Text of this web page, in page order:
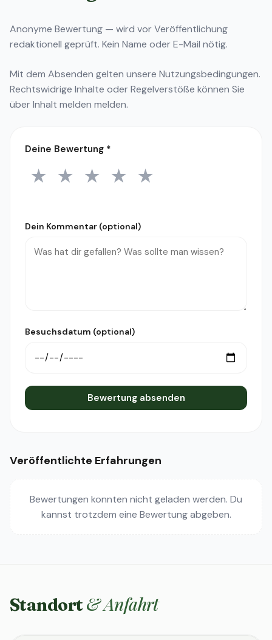
Anonyme Bewertung — wird vor Veröffentlichung
redaktionell geprüft. Kein Name oder E-Mail nötig.
Mit dem Absenden gelten unsere Nutzungsbedingungen.
Rechtswidrige Inhalte oder Regelverstöße können Sie
überInhalt melden melden.
Deine Bewertung *
1 Stern
★ 2 Sterne
★ 3 Sterne
★ 4 Sterne
★ 5 Sterne
★
Dein Kommentar (optional)
Besuchsdatum (optional)
Bewertung absenden
Veröffentlichte Erfahrungen
Bewertungen konnten nicht geladen werden. Du
kannst trotzdem eine Bewertung abgeben.
Standort & Anfahrt